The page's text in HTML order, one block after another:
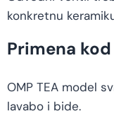
konkretnu
Primena
OMP TEA model
lavabo i bide.